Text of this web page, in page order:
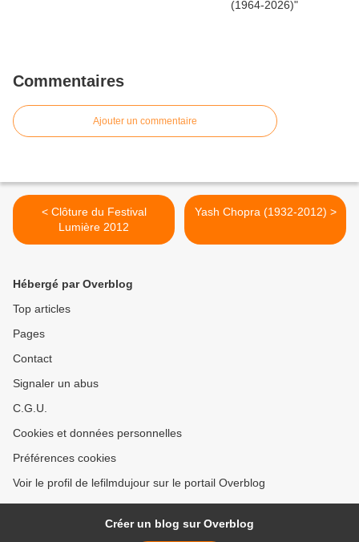
Commentaires
Ajouter un commentaire
< Clôture du Festival
Lumière 2012
Yash Chopra (1932-2012) >
Hébergé par Overblog
Top articles
Pages
Contact
Signaler un abus
C.G.U.
Cookies et données personnelles
Préférences cookies
Voir le profil de lefilmdujour sur le portail Overblog
Créer un blog sur Overblog